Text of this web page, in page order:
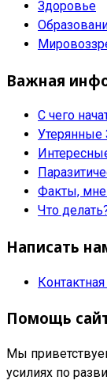
Здоровье
Важная
С чего
Утерянные
Факты,
Что
Написать
Помощь
Мы
усилиях по